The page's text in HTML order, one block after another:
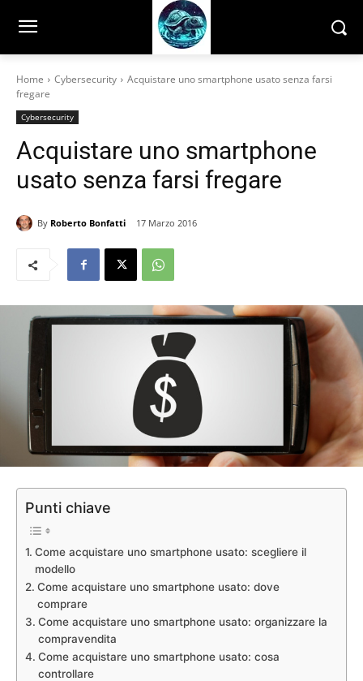
Home Cybersecurity
Acquistare uno smartphone usato senza farsi
fregare
Cybersecurity
Acquistare uno smartphone
usato senza farsi fregare
By Roberto Bonfatti 17 Marzo 2016
Punti chiave
Come acquistare uno smartphone usato: scegliere il
modello
Come acquistare uno smartphone usato: dove
comprare
Come acquistare uno smartphone usato: organizzare la
compravendita
Come acquistare uno smartphone usato: cosa
controllare